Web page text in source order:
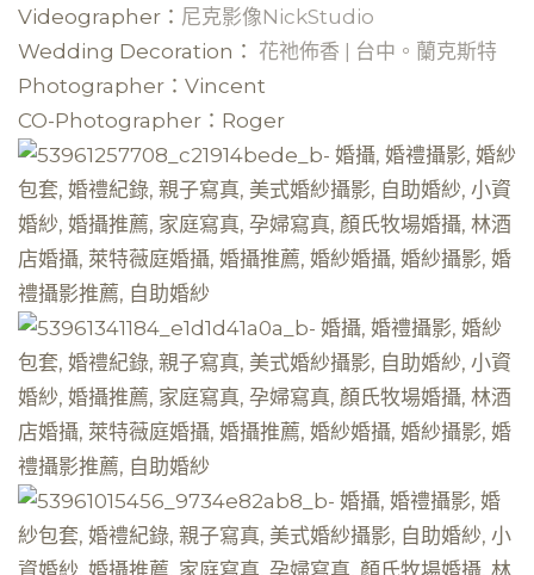
Videographer： 尼克影像NickStudio
Wedding Decoration： 花祂佈香 | 台中。蘭克斯特
Photographer：Vincent
CO-Photographer：Roger